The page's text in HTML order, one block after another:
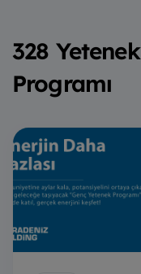
328 Yetenek
Programı